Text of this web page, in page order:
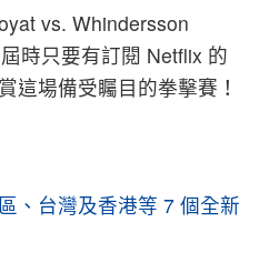
vs. Whindersson
時只要有訂閱 Netflix 的
這場備受矚目的拳擊賽！
、台灣及香港等 7 個全新